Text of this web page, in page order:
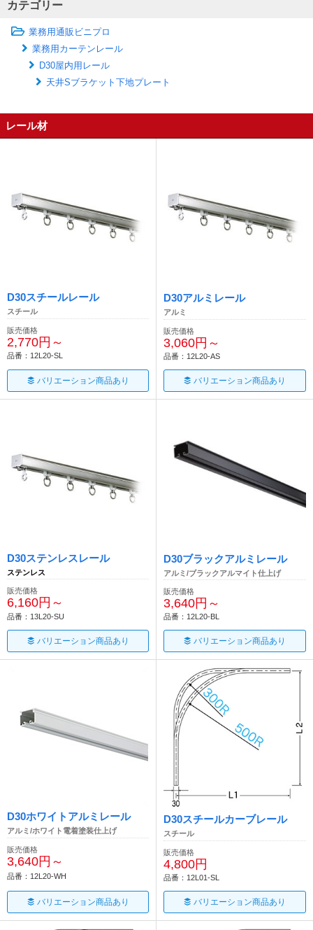
カテゴリー
業務用通販ビニプロ
業務用カーテンレール
D30屋内用レール
天井Sブラケット下地プレート
レール材
D30スチールレール
スチール
販売価格
2,770円～
品番：12L20-SL
バリエーション商品あり
D30アルミレール
アルミ
販売価格
3,060円～
品番：12L20-AS
バリエーション商品あり
D30ステンレスレール
ステンレス
販売価格
6,160円～
品番：13L20-SU
バリエーション商品あり
D30ブラックアルミレール
アルミ/ブラックアルマイト仕上げ
販売価格
3,640円～
品番：12L20-BL
バリエーション商品あり
D30ホワイトアルミレール
アルミ/ホワイト電着塗装仕上げ
販売価格
3,640円～
品番：12L20-WH
バリエーション商品あり
D30スチールカーブレール
スチール
販売価格
4,800円
品番：12L01-SL
バリエーション商品あり